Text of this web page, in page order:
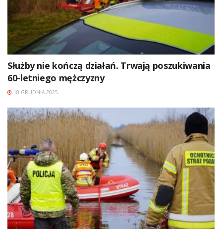
Służby nie kończą działań. Trwają poszukiwania
60-letniego mężczyzny
18 GRUDNIA 2025